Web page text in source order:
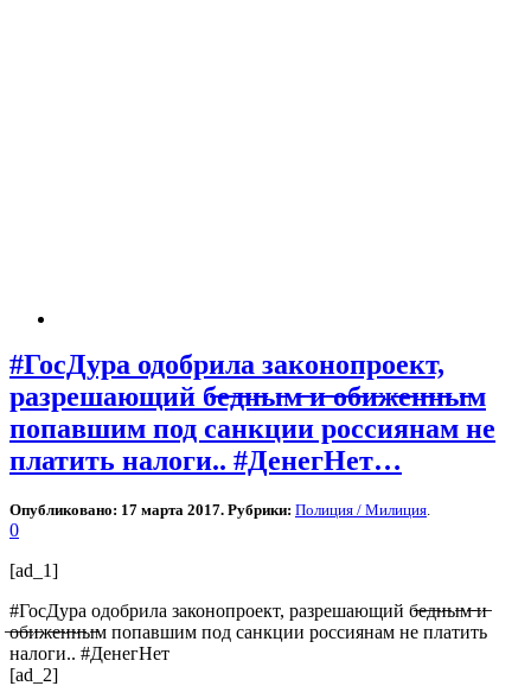
#ГосДура одобрила законопроект,
разрешающий б̶е̶д̶н̶ы̶м̶ ̶и̶ ̶о̶б̶и̶ж̶е̶н̶н̶ы̶м
попавшим под санкции россиянам не
платить налоги.. #ДенегНет…
Опубликовано: 17 марта 2017. Рубрики: Полиция / Милиция
0
[ad_1]
#ГосДура одобрила законопроект, разрешающий б̶е̶д̶н̶ы̶м̶ ̶и̶
̶о̶б̶и̶ж̶е̶н̶н̶ы̶м попавшим под санкции россиянам не платить
налоги.. #ДенегНет
[ad_2]